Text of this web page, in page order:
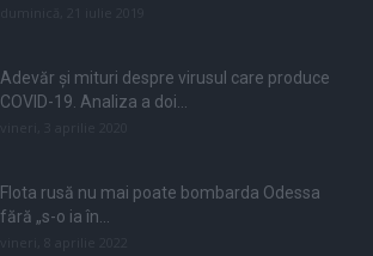
Adevăr și mituri despre virusul care produce
COVID-19. Analiza a doi...
Flota rusă nu mai poate bombarda Odessa
fără „s-o ia în...